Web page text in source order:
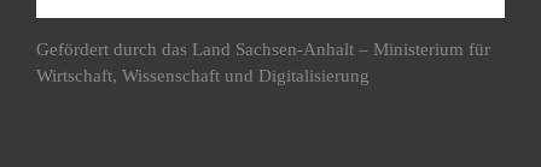
Gefördert durch das Land Sachsen-Anhalt – Ministerium für
Wirtschaft, Wissenschaft und Digitalisierung